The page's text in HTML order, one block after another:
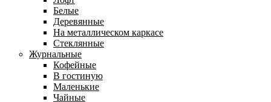
Белые
Деревянные
На металлическом каркасе
Стеклянные
Журнальные
Кофейные
В гостиную
Маленькие
Чайные